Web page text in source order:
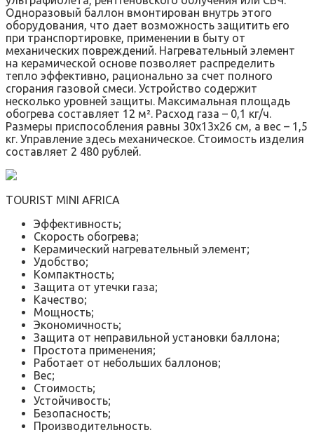
Одноразовый баллон вмонтирован внутрь этого
оборудования, что дает возможность защитить его
при транспортировке, применении в быту от
механических повреждений. Нагревательный элемент
на керамической основе позволяет распределить
тепло эффективно, рационально за счет полного
сгорания газовой смеси. Устройство содержит
несколько уровней защиты. Максимальная площадь
обогрева составляет 12 м². Расход газа – 0,1 кг/ч.
Размеры приспособления равны 30х13х26 см, а вес – 1,5
кг. Управление здесь механическое. Стоимость изделия
составляет 2 480 рублей.
TOURIST MINI AFRICA
Эффективность;
Скорость обогрева;
Керамический нагревательный элемент;
Удобство;
Компактность;
Защита от утечки газа;
Качество;
Мощность;
Экономичность;
Защита от неправильной установки баллона;
Простота применения;
Работает от небольших баллонов;
Вес;
Стоимость;
Устойчивость;
Безопасность;
Производительность.